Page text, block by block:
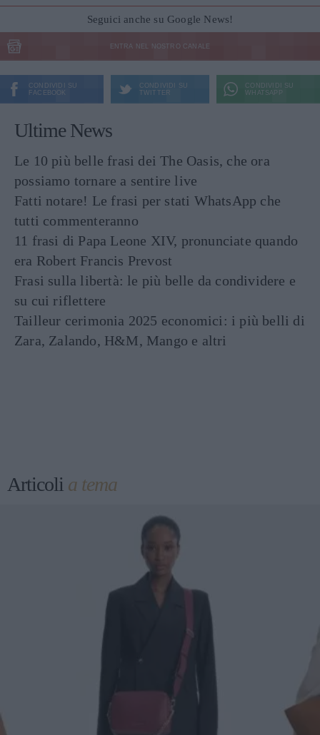
Seguici anche su Google News!
ENTRA NEL NOSTRO CANALE
CONDIVIDI SU
FACEBOOK
CONDIVIDI SU
TWITTER
CONDIVIDI SU
WHATSAPP
Ultime News
Le 10 più belle frasi dei The Oasis, che ora
possiamo tornare a sentire live
Fatti notare! Le frasi per stati WhatsApp che
tutti commenteranno
11 frasi di Papa Leone XIV, pronunciate quando
era Robert Francis Prevost
Frasi sulla libertà: le più belle da condividere e
su cui riflettere
Tailleur cerimonia 2025 economici: i più belli di
Zara, Zalando, H&M, Mango e altri
Articoli a tema